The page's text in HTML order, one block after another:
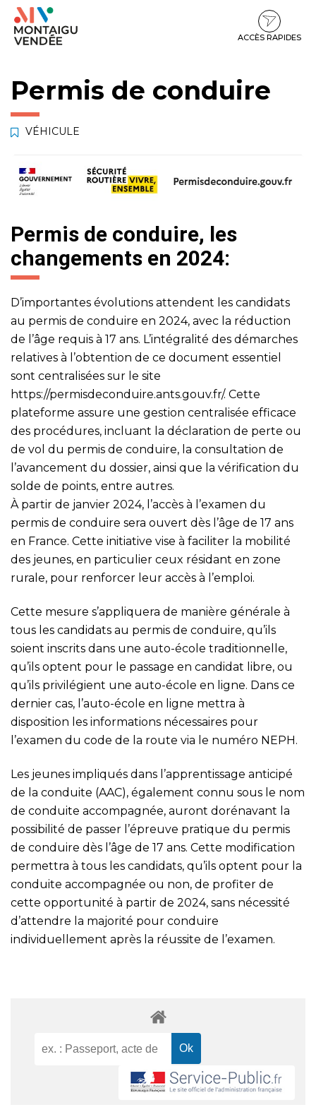
Gestion des traceurs
Aller
Aller
contenu
Aller
pied
ACCÈS RAPIDES
Permis de conduire
VÉHICULE
Permis de conduire, les
changements en 2024:
D’importantes évolutions attendent les candidats
au permis de conduire en 2024, avec la réduction
de l’âge requis à 17 ans. L’intégralité des démarches
relatives à l’obtention de ce document essentiel
sont centralisées sur le site
https://permisdeconduire.ants.gouv.fr/. Cette
plateforme assure une gestion centralisée efficace
des procédures, incluant la déclaration de perte ou
de vol du permis de conduire, la consultation de
l’avancement du dossier, ainsi que la vérification du
solde de points, entre autres.
À partir de janvier 2024, l’accès à l’examen du
permis de conduire sera ouvert dès l’âge de 17 ans
en France. Cette initiative vise à faciliter la mobilité
des jeunes, en particulier ceux résidant en zone
rurale, pour renforcer leur accès à l’emploi.
Cette mesure s’appliquera de manière générale à
tous les candidats au permis de conduire, qu’ils
soient inscrits dans une auto-école traditionnelle,
qu’ils optent pour le passage en candidat libre, ou
qu’ils privilégient une auto-école en ligne. Dans ce
dernier cas, l’auto-école en ligne mettra à
disposition les informations nécessaires pour
l’examen du code de la route via le numéro NEPH.
Les jeunes impliqués dans l’apprentissage anticipé
de la conduite (AAC), également connu sous le nom
de conduite accompagnée, auront dorénavant la
possibilité de passer l’épreuve pratique du permis
de conduire dès l’âge de 17 ans. Cette modification
permettra à tous les candidats, qu’ils optent pour la
conduite accompagnée ou non, de profiter de
cette opportunité à partir de 2024, sans nécessité
d’attendre la majorité pour conduire
individuellement après la réussite de l’examen.